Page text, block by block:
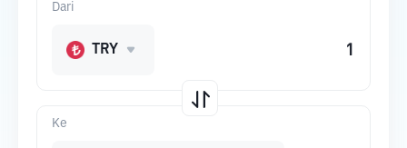
Ke
Dari
TRY